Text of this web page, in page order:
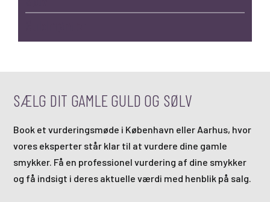
SÆLG DIT GAMLE GULD OG SØLV
Book et vurderingsmøde i København eller Aarhus, hvor
vores eksperter står klar til at vurdere dine gamle
smykker. Få en professionel vurdering af dine smykker
og få indsigt i deres aktuelle værdi med henblik på salg.